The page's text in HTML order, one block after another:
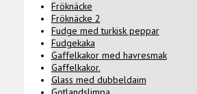
Fröknäcke
Fröknäcke 2
Fudge med turkisk peppar
Fudgekaka
Gaffelkakor med havresmak
Gaffelkakor.
Glass med dubbeldaim